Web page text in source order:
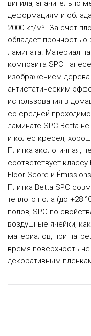
винила, значительно
деформациям и
2000 кг/м³. За счет
обладает прочностью
ламината. Материал
композита SPC
изображением дерева
антистатическим
использования в
со средней
ламинате SPC Betta
и колес кресел,
Плитка экологичная,
соответствует
Floor Score и
Плитка Betta SPC
теплого пола (до +28
полов, SPC по
воздушные ячейки,
материалов, при
время поверхность не
декоративным